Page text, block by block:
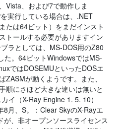
Vista、および7で動作しま
実行している場合は、.NET
たは64ビット）をまだインスト
トールする必要がありますイン
ラとしては、MS-DOS用のZ80
た。64ビットWindowsではMS-
ではDOSEMUといったDOSエ
ZASMが動くようです。また、
順にさほど大きな違いは無いと
イ（X-Ray Engine 1. 5. 10）
月、S。：Clear SkyのX-Rayエ
が、非オープンソースライセンス